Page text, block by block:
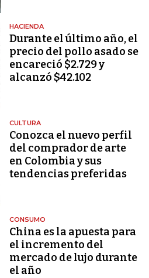
HACIENDA
Durante el último año, el
precio del pollo asado se
encareció $2.729 y
alcanzó $42.102
CULTURA
Conozca el nuevo perfil
del comprador de arte
en Colombia y sus
tendencias preferidas
CONSUMO
China es la apuesta para
el incremento del
mercado de lujo durante
el año